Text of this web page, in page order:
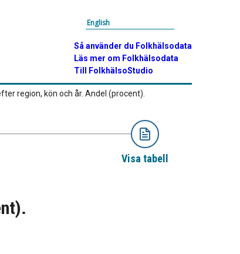
English
Så använder du Folkhälsodata
Läs mer om Folkhälsodata
Till FolkhälsoStudio
region, kön och år. Andel (procent).
Visa tabell